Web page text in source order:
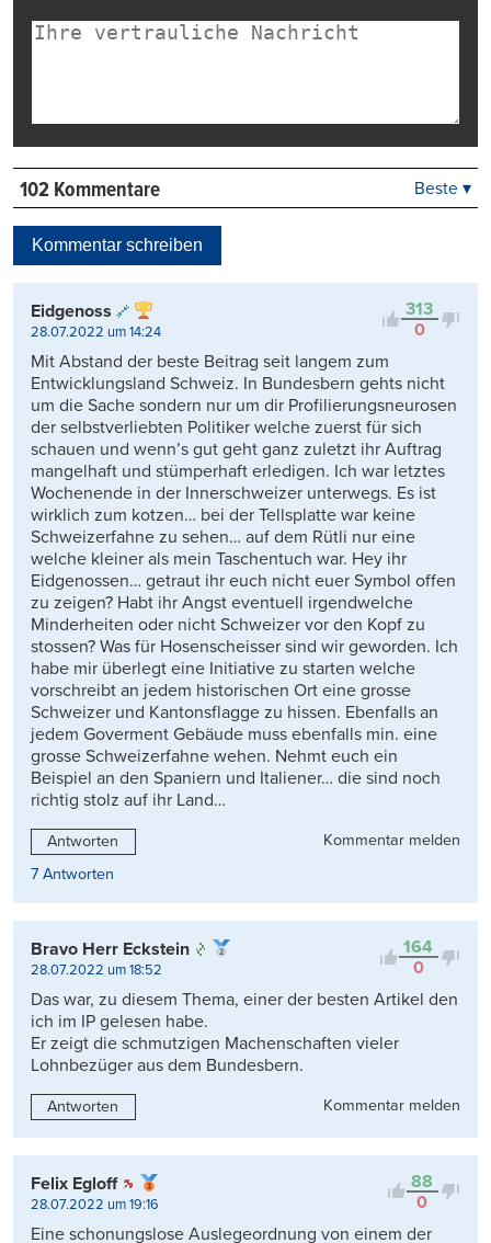
102 Kommentare
Kontrovers
Beste ▾
Kommentar schreiben
313
0
Eidgenoss
28.07.2022 um 14:24
Mit Abstand der beste Beitrag seit langem zum
Entwicklungsland Schweiz. In Bundesbern gehts nicht
um die Sache sondern nur um dir Profilierungsneurosen
der selbstverliebten Politiker welche zuerst für sich
schauen und wenn’s gut geht ganz zuletzt ihr Auftrag
mangelhaft und stümperhaft erledigen. Ich war letztes
Wochenende in der Innerschweizer unterwegs. Es ist
wirklich zum kotzen… bei der Tellsplatte war keine
Schweizerfahne zu sehen… auf dem Rütli nur eine
welche kleiner als mein Taschentuch war. Hey ihr
Eidgenossen… getraut ihr euch nicht euer Symbol offen
zu zeigen? Habt ihr Angst eventuell irgendwelche
Minderheiten oder nicht Schweizer vor den Kopf zu
stossen? Was für Hosenscheisser sind wir geworden. Ich
habe mir überlegt eine Initiative zu starten welche
vorschreibt an jedem historischen Ort eine grosse
Schweizer und Kantonsflagge zu hissen. Ebenfalls an
jedem Goverment Gebäude muss ebenfalls min. eine
grosse Schweizerfahne wehen. Nehmt euch ein
Beispiel an den Spaniern und Italiener… die sind noch
richtig stolz auf ihr Land…
Antworten
Kommentar melden
7 Antworten
164
0
Bravo Herr Eckstein
28.07.2022 um 18:52
Das war, zu diesem Thema, einer der besten Artikel den
ich im IP gelesen habe.
Er zeigt die schmutzigen Machenschaften vieler
Lohnbezüger aus dem Bundesbern.
Antworten Kommentar melden
88
0
Felix Egloff
28.07.2022 um 19:16
Eine schonungslose Auslegeordnung von einem der